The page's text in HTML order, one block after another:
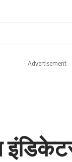
- Advertisement -